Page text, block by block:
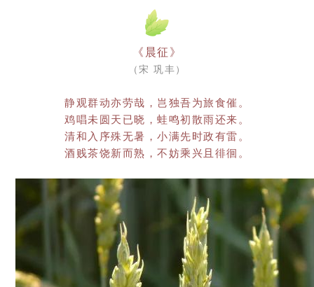
《晨征》
（宋 巩丰）
静观群动亦劳哉，岂独吾为旅食催。
鸡唱未圆天已晓，蛙鸣初散雨还来。
清和入序殊无暑，小满先时政有雷。
酒贱茶饶新而熟，不妨乘兴且徘徊。